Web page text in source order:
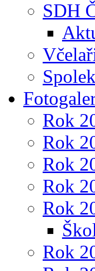
SDH
Rok
Rok
Rok
Rok
Rok
Rok